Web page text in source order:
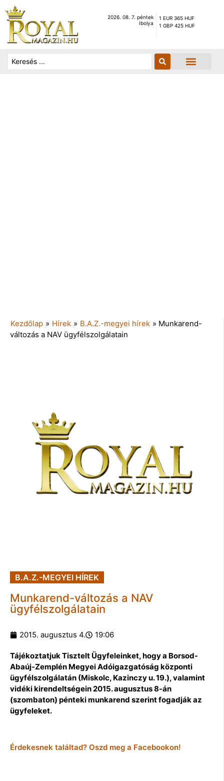
2026. 08. 7. péntek
Ibolya
1 EUR 365 HUF
1 GBP 425 HUF
Kezdőlap » Hírek » B.A.Z.-megyei hírek » Munkarend-
változás a NAV ügyfélszolgálatain
B.A.Z.-MEGYEI HÍREK
Munkarend-változás a NAV
ügyfélszolgálatain
2015. augusztus 4. 19:06
Tájékoztatjuk Tisztelt Ügyfeleinket, hogy a Borsod-
Abaúj-Zemplén Megyei Adóigazgatóság központi
ügyfélszolgálatán (Miskolc, Kazinczy u. 19.), valamint
vidéki kirendeltségein 2015. augusztus 8-án
(szombaton) pénteki munkarend szerint fogadják az
ügyfeleket.
Érdekesnek találtad? Oszd meg a Facebookon!